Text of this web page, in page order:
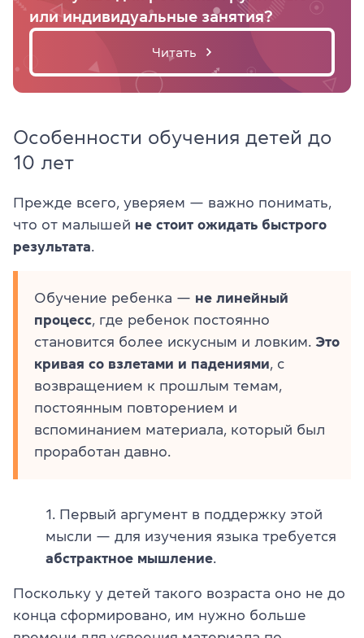
или индивидуальные занятия?
Читать
Особенности обучения детей до
10 лет
Прежде всего, уверяем — важно понимать,
что от малышей не стоит ожидать быстрого
результата
Обучение ребенка — не линейный
процесс , где ребенок постоянно
становится более искусным и ловким. Это
кривая со взлетами и падениями , с
возвращением к прошлым темам,
постоянным повторением и
вспоминанием материала, который был
проработан давно.
1. Первый аргумент в поддержку этой
мысли — для изучения языка требуется
абстрактное мышление
Поскольку у детей такого возраста оно не до
конца сформировано, им нужно больше